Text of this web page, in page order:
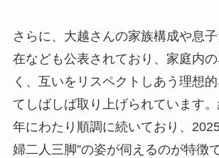
さらに、大越さんの家族構成や息
在なども公表されており、家庭内
く、互いをリスペクトしあう理想
てしばしば取り上げられています
年にわたり順調に続いており、
婦二人三脚”の姿が伺えるのが特徴で